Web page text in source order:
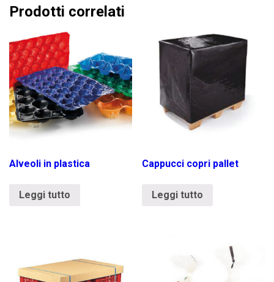
Prodotti correlati
Alveoli in plastica
Leggi tutto
Cappucci copri pallet
Leggi tutto